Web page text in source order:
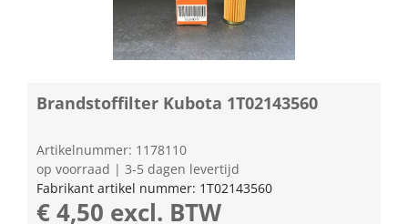
Brandstoffilter Kubota 1T02143560
Artikelnummer: 1178110
op voorraad | 3-5 dagen levertijd
Fabrikant artikel nummer: 1T02143560
€ 4,50 excl. BTW